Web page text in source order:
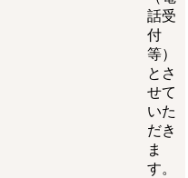
話受
付
等）
とさ
せて
いた
だき
ま
す。